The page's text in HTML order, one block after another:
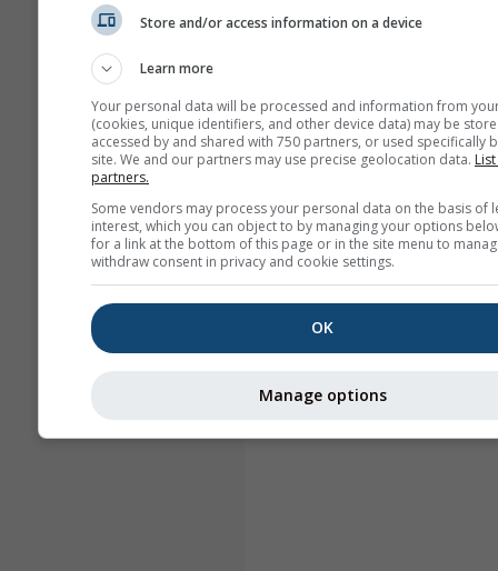
Store and/or access information on a device
Learn more
Your personal data will be processed and information from
(cookies, unique identifiers, and other device data) may be
accessed by and shared with 750 partners, or used specifically
site. We and our partners may use precise geolocation data.
partners.
Some vendors may process your personal data on the basis of
interest, which you can object to by managing your options
for a link at the bottom of this page or in the site menu to
withdraw consent in privacy and cookie settings.
OK
Manage options